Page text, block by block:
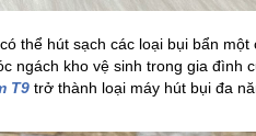
thể hút sạch các loại bụi bẩn một
ngách kho vệ sinh trong gia đình
T9 trở thành loại máy hút bụi đa